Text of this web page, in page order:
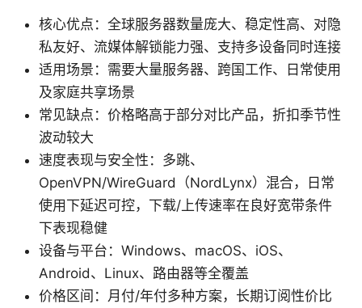
核心优点：全球服务器数量庞大、稳定性高、对隐
私友好、流媒体解锁能力强、支持多设备同时连接
适用场景：需要大量服务器、跨国工作、日常使用
及家庭共享场景
常见缺点：价格略高于部分对比产品，折扣季节性
波动较大
速度表现与安全性：多跳、
OpenVPN/WireGuard（NordLynx）混合，日常
使用下延迟可控，下载/上传速率在良好宽带条件
下表现稳健
设备与平台：Windows、macOS、iOS、
Android、Linux、路由器等全覆盖
价格区间：月付/年付多种方案，长期订阅性价比